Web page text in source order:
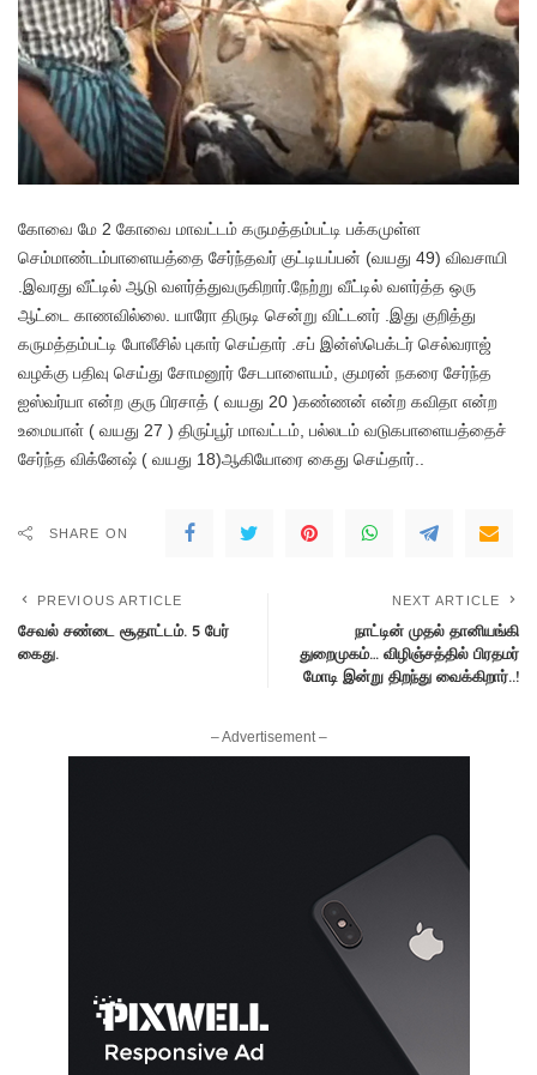
கோவை மே 2 கோவை மாவட்டம் கருமத்தம்பட்டி பக்கமுள்ள
செம்மாண்டம்பாளையத்தை சேர்ந்தவர் குட்டியப்பன் (வயது 49) விவசாயி
.இவரது வீட்டில் ஆடு வளர்த்துவருகிறார்.நேற்று வீட்டில் வளர்த்த ஒரு
ஆட்டை காணவில்லை. யாரோ திருடி சென்று விட்டனர் .இது குறித்து
கருமத்தம்பட்டி போலீசில் புகார் செய்தார் .சப் இன்ஸ்பெக்டர் செல்வராஜ்
வழக்கு பதிவு செய்து சோமனூர் சேடபாளையம், குமரன் நகரை சேர்ந்த
ஐஸ்வர்யா என்ற குரு பிரசாத் ( வயது 20 )கண்ணன் என்ற கவிதா என்ற
உமையாள் ( வயது 27 ) திருப்பூர் மாவட்டம், பல்லடம் வடுகபாளையத்தைச்
சேர்ந்த விக்னேஷ் ( வயது 18)ஆகியோரை கைது செய்தார்..
SHARE ON
PREVIOUS ARTICLE
சேவல் சண்டை சூதாட்டம். 5 பேர்
கைது.
NEXT ARTICLE
நாட்டின் முதல் தானியங்கி
துறைமுகம்… விழிஞ்சத்தில் பிரதமர்
மோடி இன்று திறந்து வைக்கிறார்..!
– Advertisement –